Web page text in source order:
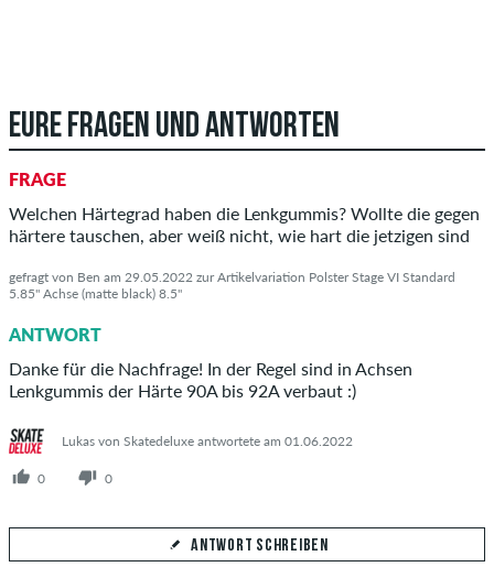
EURE FRAGEN UND ANTWORTEN
FRAGE
Welchen Härtegrad haben die Lenkgummis? Wollte die gegen
härtere tauschen, aber weiß nicht, wie hart die jetzigen sind
gefragt von Ben am 29.05.2022 zur Artikelvariation Polster Stage VI Standard
5.85" Achse (matte black) 8.5"
ANTWORT
Danke für die Nachfrage! In der Regel sind in Achsen
Lenkgummis der Härte 90A bis 92A verbaut :)
Lukas von Skatedeluxe antwortete am 01.06.2022
0 0
ANTWORT SCHREIBEN